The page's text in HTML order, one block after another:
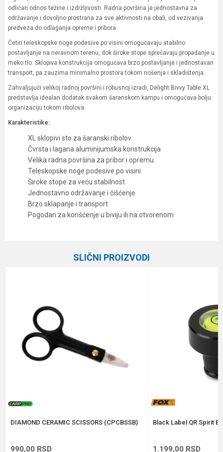
odličan odnos težine i izdržljivosti. Radna površina je jednostavna za
održavanje i dovoljno prostrana za sve aktivnosti na obali, od vezivanja
predveza do odlaganja opreme i pribora.
Četiri teleskopske noge podesive po visini omogućavaju stabilno
postavljanje na neravnom terenu, dok široke stope sprečavaju propadanje u
meko tlo. Sklopiva konstrukcija omogućava brzo postavljanje i jednostavan
transport, pa zauzima minimalno prostora tokom nošenja i skladištenja.
Zahvaljujući velikoj radnoj površini i robusnoj izradi, Delight Bivvy Table XL
predstavlja idealan dodatak svakom šaranskom kampu i omogućava bolju
organizaciju tokom ribolova.
Karakteristike:
XL sklopivi sto za šaranski ribolov
Čvrsta i lagana aluminijumska konstrukcija
Velika radna površina za pribor i opremu
Teleskopske noge podesive po visini
Široke stope za veću stabilnost
Jednostavno održavanje i čišćenje
Brzo sklapanje i transport
Pogodan za korišćenje u biviju ili na otvorenom
POŠALJI
SLIČNI PROIZVODI
DIAMOND CERAMIC SCISSORS (CPCBSSB)
990,00 RSD
Black Label QR Spirit
1.199,00 RSD